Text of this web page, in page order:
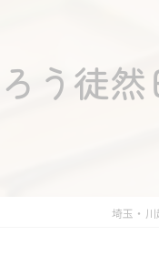
う徒然
埼玉・